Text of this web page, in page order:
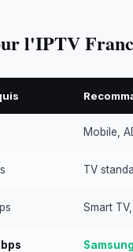
l'IPTV
Mobile,
TV
Smart